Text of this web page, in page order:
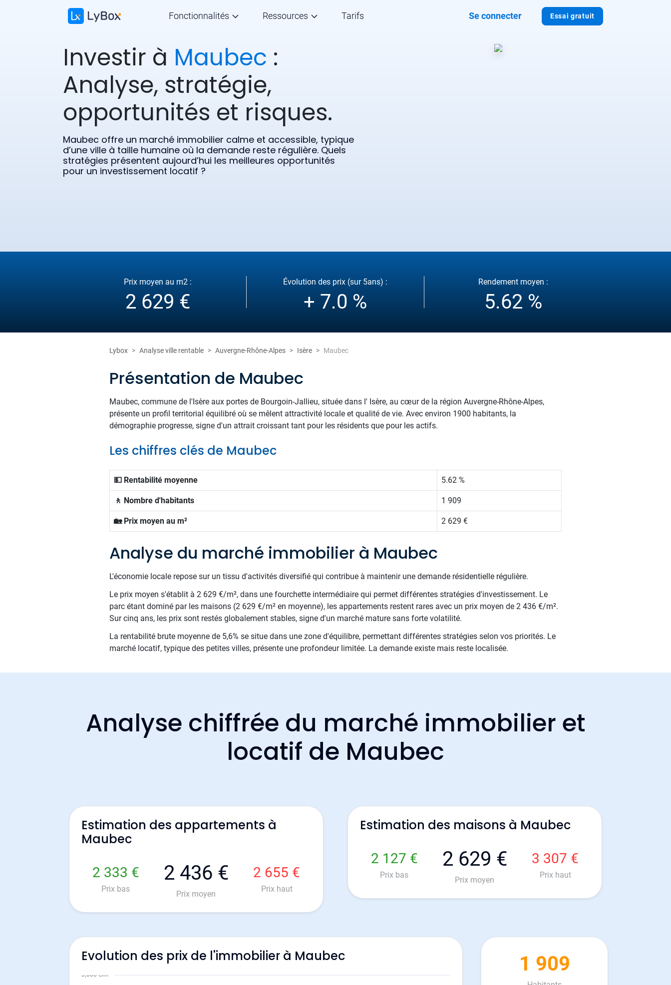
Essai gratuit
Fonctionnalités Ressources Tarifs Se connecter
Investir à Maubec :
Analyse, stratégie,
opportunités et risques.
Maubec offre un marché immobilier calme et accessible, typique
d’une ville à taille humaine où la demande reste régulière. Quels
stratégies présentent aujourd’hui les meilleures opportunités
pour un investissement locatif ?
Prix moyen au m2 :
2 629 €
Évolution des prix (sur 5ans) :
+ 7.0 %
Rendement moyen :
5.62 %
Lybox Analyse ville rentable Auvergne-Rhône-Alpes Isère Maubec
Présentation de Maubec
Maubec, commune de l'Isère aux portes de Bourgoin-Jallieu, située dans l' Isère, au cœur de la région Auvergne-Rhône-Alpes,
présente un profil territorial équilibré où se mêlent attractivité locale et qualité de vie. Avec environ 1900 habitants, la
démographie progresse, signe d'un attrait croissant tant pour les résidents que pour les actifs.
Les chiffres clés de Maubec
💵 Rentabilité moyenne 5.62 %
🚶 Nombre d'habitants 1 909
🏡 Prix moyen au m² 2 629 €
Analyse du marché immobilier à Maubec
L'économie locale repose sur un tissu d'activités diversifié qui contribue à maintenir une demande résidentielle régulière.
Le prix moyen s'établit à 2 629 €/m², dans une fourchette intermédiaire qui permet différentes stratégies d'investissement. Le
parc étant dominé par les maisons (2 629 €/m² en moyenne), les appartements restent rares avec un prix moyen de 2 436 €/m².
Sur cinq ans, les prix sont restés globalement stables, signe d'un marché mature sans forte volatilité.
La rentabilité brute moyenne de 5,6% se situe dans une zone d'équilibre, permettant différentes stratégies selon vos priorités. Le
marché locatif, typique des petites villes, présente une profondeur limitée. La demande existe mais reste localisée.
Analyse chiffrée du marché immobilier et
locatif de Maubec
Estimation des appartements à
Maubec
2 333 €
Prix bas
2 436 €
Prix moyen
2 655 €
Prix haut
Estimation des maisons à Maubec
2 127 €
Prix bas
2 629 €
Prix moyen
3 307 €
Prix haut
Evolution des prix de l'immobilier à Maubec 1 909